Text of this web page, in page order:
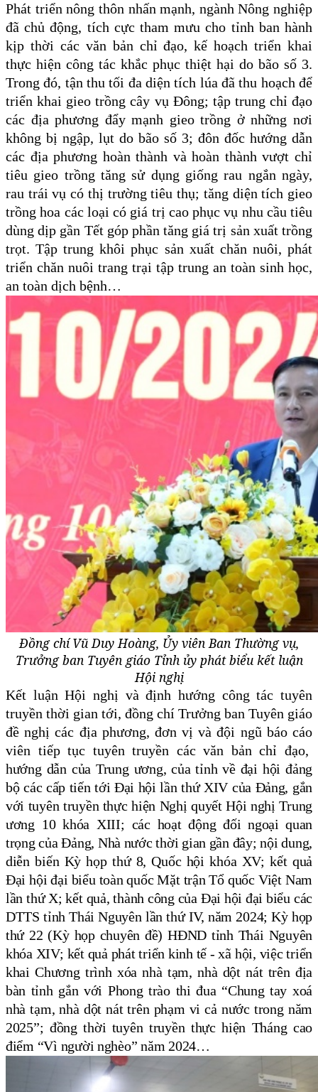
Phát triển nông thôn nhấn mạnh, ngànhNông nghiệp
đã chủ động, tích cực tham mưucho tỉnh ban hành
kịp thời các văn bản chỉ đạo, kế hoạch triển khai
thực hiện công tác khắc phục thiệt hại do bão số 3.
Trong đó, tận thu tối đa diện tích lúa đã thu hoạch để
triển khai gieo trồng cây vụ Đông; tập trung chỉ đạo
các địa phương đẩy mạnh gieo trồng ở những nơi
không bị ngập, lụt do bão số 3; đôn đốc hướng dẫn
các địa phương hoàn thành và hoàn thành vượt chỉ
tiêu gieo trồng tăng sử dụng giống rau ngắn ngày,
rau trái vụ có thị trường tiêu thụ; tăng diện tích gieo
trồng hoa các loại có giá trị cao phục vụ nhu cầu tiêu
dùng dịp gần Tết góp phần tăng giá trị sản xuất trồng
trọt. Tập trung khôi phục sản xuất chăn nuôi, phát
triển chăn nuôi trang trại tập trung an toàn sinh học,
an toàn dịch bệnh…
Đồng chí Vũ Duy Hoàng, Ủy viên Ban Thường vụ,
Trưởng ban Tuyên giáo Tỉnh ủy phát biểu kết luận
Hội nghị
Kết luận Hội nghị và định hướng công tác tuyên
truyền thời gian tới, đồng chí Trưởng ban Tuyên giáo
đề nghịcác địa phương, đơn vị và đội ngũ báocáo
viên tiếp tục tuyên truyền các văn bản chỉ đạo,
hướng dẫn của Trung ương, của tỉnh về đại hội đảng
bộ các cấp tiến tới Đại hội lần thứ XIV của Đảng, gắn
với tuyên truyền thực hiện Nghị quyết Hội nghị Trung
ương 10 khóa XIII; các hoạt động đối ngoại quan
trọng của Đảng, Nhà nước thời gian gần đây; nội dung,
diễn biến Kỳ họp thứ 8, Quốc hội khóa XV; kết quả
Đại hội đại biểu toàn quốc Mặt trận Tổ quốc Việt Nam
lần thứ X; kết quả, thành công của Đại hội đại biểu các
DTTS tỉnh Thái Nguyên lần thứ IV, năm 2024; Kỳ họp
thứ 22 (Kỳ họp chuyên đề) HĐND tỉnh Thái Nguyên
khóa XIV; kết quả phát triển kinh tế - xã hội, việc triển
khai Chương trình xóa nhà tạm, nhà dột nát trên địa
bàn tỉnh gắn với Phong trào thi đua “Chung tay xoá
nhà tạm, nhà dột nát trên phạm vi cả nước trong năm
2025”; đồng thời tuyên truyền thực hiện Tháng cao
điểm “Vì người nghèo” năm 2024…